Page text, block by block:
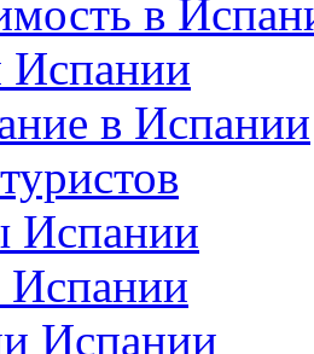
в
Испании
в Испании
Испании
Испании
Испании